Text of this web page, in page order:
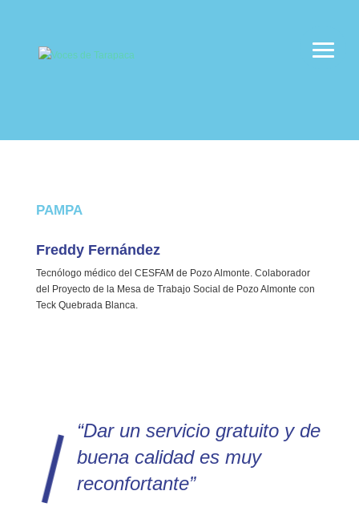
PAMPA
Freddy Fernández
Tecnólogo médico del CESFAM de Pozo Almonte. Colaborador
del Proyecto de la Mesa de Trabajo Social de Pozo Almonte con
Teck Quebrada Blanca.
“Dar un servicio gratuito y de
buena calidad es muy
reconfortante”